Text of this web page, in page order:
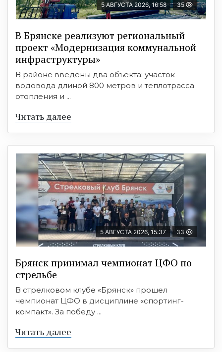
5 АВГУСТА 2026, 16:58 35
В Брянске реализуют региональный
проект «Модернизация коммунальной
инфраструктуры»
В районе введены два объекта: участок
водовода длиной 800 метров и теплотрасса
отопления и ...
Читать далее
5 АВГУСТА 2026, 15:37 33
Брянск принимал чемпионат ЦФО по
стрельбе
В стрелковом клубе «Брянск» прошел
чемпионат ЦФО в дисциплине «спортинг-
компакт». За победу ...
Читать далее